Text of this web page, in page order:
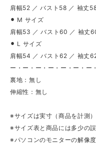
肩幅52 ／ バスト58 ／ 袖丈
⚫︎ M サイズ
肩幅53 ／ バスト60 ／ 袖丈
⚫︎ L サイズ
肩幅54 ／ バスト62 ／ 袖丈
ー・ー・ー・ー・ー・ー・ー
裏地：無し
伸縮性：無し
※サイズは実寸（商品を計測）
※サイズ表と商品には多少の
※パソコンのモニターの解像